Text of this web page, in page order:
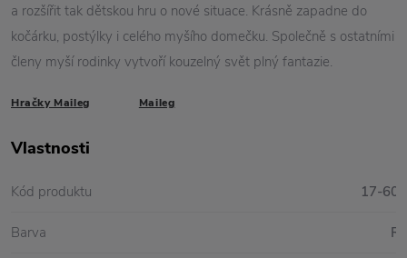
a rozšířit tak dětskou hru o nové situace. Krásně zapadne do
kočárku, postýlky i celého myšího domečku. Společně s ostatními
členy myší rodinky vytvoří kouzelný svět plný fantazie.
Hračky Maileg Maileg
Vlastnosti
Kód produktu 17-
Barva